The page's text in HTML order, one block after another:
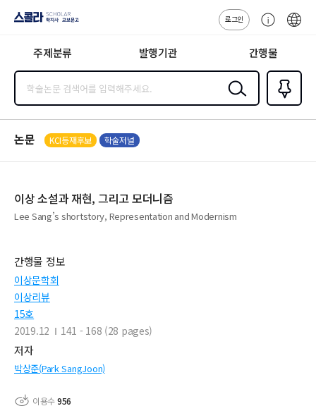
지사·교보문고
로그인
센
주제분류 발행기관 간행물
검색
즐겨찾
기0
논문 KCI등재후보 학술저널
이상 소설과 재현, 그리고 모더니즘
Lee Sang’s shortstory, Representation and Modernism
간행물 정보
이상문학회
이상리뷰
15호
2019.12
141 - 168 (28 pages)
저자
박상준(Park SangJoon)
이용수956